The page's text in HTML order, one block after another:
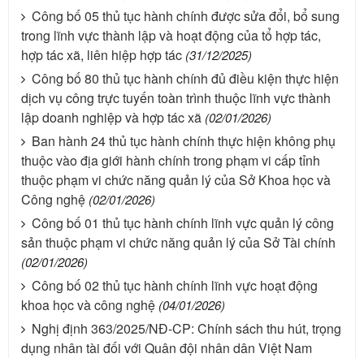
Công bố 05 thủ tục hành chính được sửa đổi, bổ sung
trong lĩnh vực thành lập và hoạt động của tổ hợp tác,
hợp tác xã, liên hiệp hợp tác (31/12/2025)
Công bố 80 thủ tục hành chính đủ điều kiện thực hiện
dịch vụ công trực tuyến toàn trình thuộc lĩnh vực thành
lập doanh nghiệp và hợp tác xã (02/01/2026)
Ban hành 24 thủ tục hành chính thực hiện không phụ
thuộc vào địa giới hành chính trong phạm vi cấp tỉnh
thuộc phạm vi chức năng quản lý của Sở Khoa học và
Công nghệ (02/01/2026)
Công bố 01 thủ tục hành chính lĩnh vực quản lý công
sản thuộc phạm vi chức năng quản lý của Sở Tài chính
(02/01/2026)
Công bố 02 thủ tục hành chính lĩnh vực hoạt động
khoa học và công nghệ (04/01/2026)
Nghị định 363/2025/NĐ-CP: Chính sách thu hút, trọng
dụng nhân tài đối với Quân đội nhân dân Việt Nam